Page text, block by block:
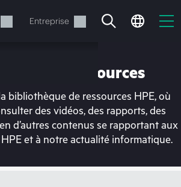
Entreprise
panier est
de ressources
bibliothèque de ressources HPE, où
des vidéos, des rapports, des
d’autres contenus se rapportant aux
et à notre actualité informatique.